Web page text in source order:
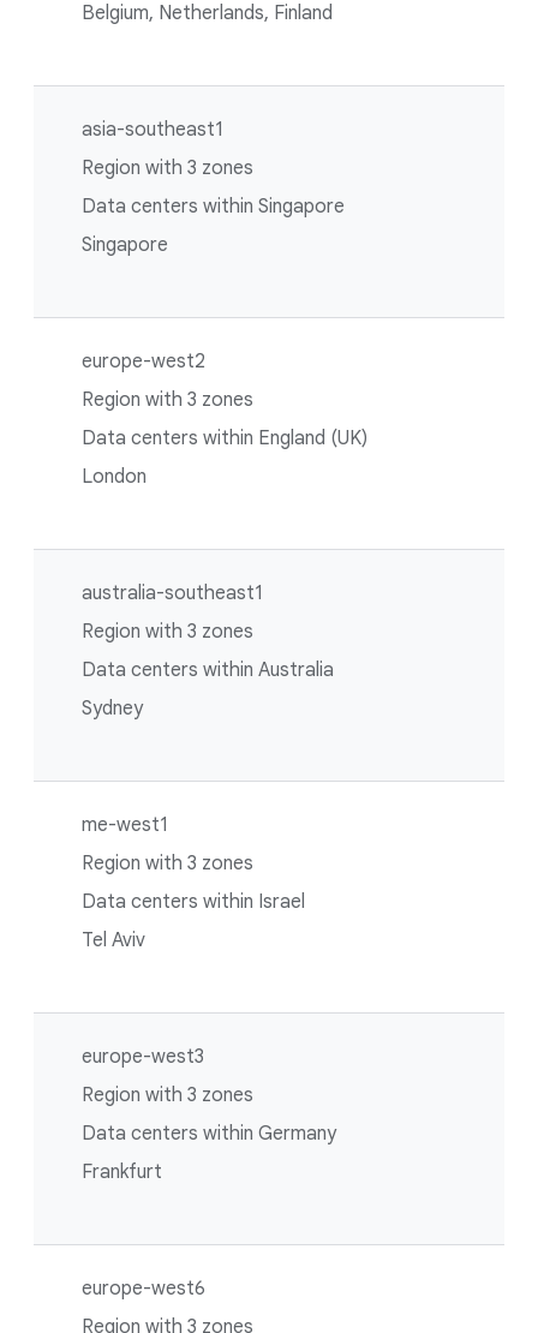
Belgium, Netherlands, Finland
asia-southeast1
Region with 3 zones
Data centers within Singapore
Singapore
europe-west2
Region with 3 zones
Data centers within England (UK)
London
australia-southeast1
Region with 3 zones
Data centers within Australia
Sydney
me-west1
Region with 3 zones
Data centers within Israel
Tel Aviv
europe-west3
Region with 3 zones
Data centers within Germany
Frankfurt
europe-west6
Region with 3 zones